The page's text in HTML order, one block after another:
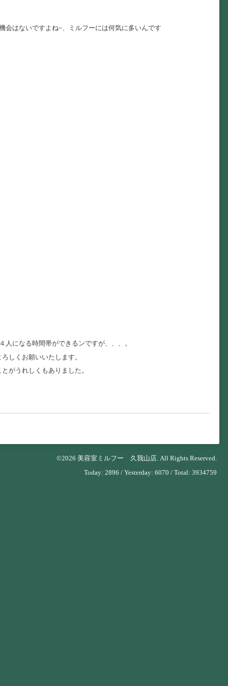
会はないですよね~、ミルフーには何気に多いんです
になる時間帯ができるンですが、、、。
しくお願いいたします。
がうれしくもありました。
©2026 美容室ミルフー 久我山店. All Rights Reserved.
Today: 2896 / Yesterday: 6070 / Total: 3934759